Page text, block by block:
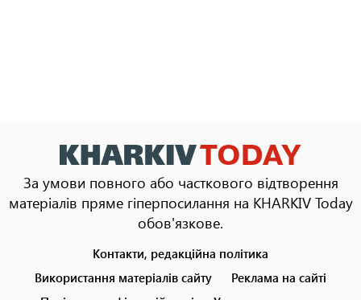
За умови повного або часткового відтворення
матеріалів пряме гіперпосилання на KHARKIV Today
обов'язкове.
menu
Контакти, редакційна політика
Використання матеріалів сайту
Реклама на сайті